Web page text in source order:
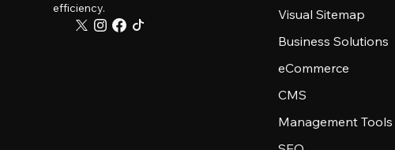
efficiency.
Visual Sitemap
Business Solutions
eCommerce
CMS
Management Tools